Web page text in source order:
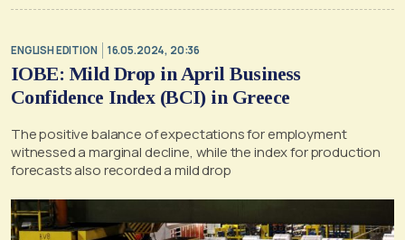
ENGLISH EDITION 16.05.2024, 20:36
IOBE: Mild Drop in April Business
Confidence Index (BCI) in Greece
The positive balance of expectations for employment
witnessed a marginal decline, while the index for production
forecasts also recorded a mild drop